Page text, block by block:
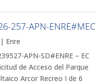
257-APN-ENRE#MEC
| Enre
APN-SD#ENRE – EC
de Acceso del Parque
Arcor Recreo I de 6